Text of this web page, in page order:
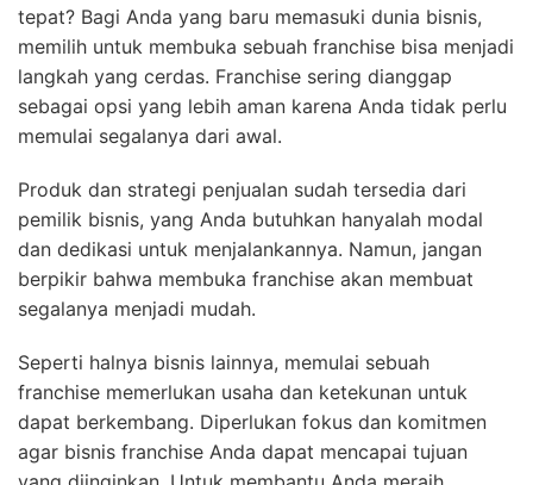
tepat? Bagi Anda yang baru memasuki dunia bisnis,
memilih untuk membuka sebuah franchise bisa menjadi
langkah yang cerdas. Franchise sering dianggap
sebagai opsi yang lebih aman karena Anda tidak perlu
memulai segalanya dari awal.
Produk dan strategi penjualan sudah tersedia dari
pemilik bisnis, yang Anda butuhkan hanyalah modal
dan dedikasi untuk menjalankannya. Namun, jangan
berpikir bahwa membuka franchise akan membuat
segalanya menjadi mudah.
Seperti halnya bisnis lainnya, memulai sebuah
franchise memerlukan usaha dan ketekunan untuk
dapat berkembang. Diperlukan fokus dan komitmen
agar bisnis franchise Anda dapat mencapai tujuan